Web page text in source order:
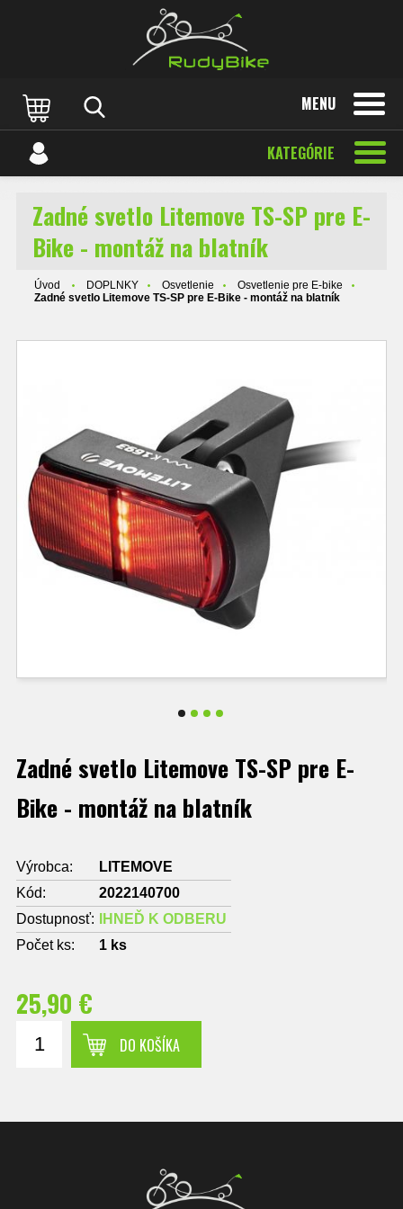
MENU
KATEGÓRIE
Zadné svetlo Litemove TS-SP pre E-
Bike - montáž na blatník
Úvod DOPLNKY Osvetlenie
Osvetlenie pre E-bike
Zadné svetlo Litemove TS-SP pre E-Bike - montáž na blatník
Zadné svetlo Litemove TS-SP pre E-
Bike - montáž na blatník
Výrobca:
LITEMOVE
Kód:
2022140700
Dostupnosť:
IHNEĎ K ODBERU
Počet ks:
1 ks
25,90 €
DO KOŠÍKA